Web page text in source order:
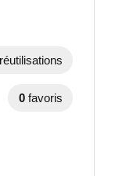
réutilisations
0 favoris